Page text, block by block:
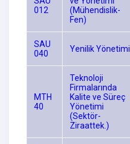
012
(Mühendislik-
Fen)
SAU
040
Yenilik Yönetimi
MTH
40
Teknoloji
Firmalarında
Kalite ve Süreç
Yönetimi
(Sektör-
Ziraattek.)